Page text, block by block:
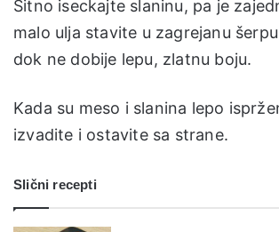
Sitno iseckajte slaninu, pa je
malo ulja stavite u zagrejanu
dok ne dobije lepu, zlatnu boju.
Kada su meso i slanina lepo
izvadite i ostavite sa strane.
Slični recepti